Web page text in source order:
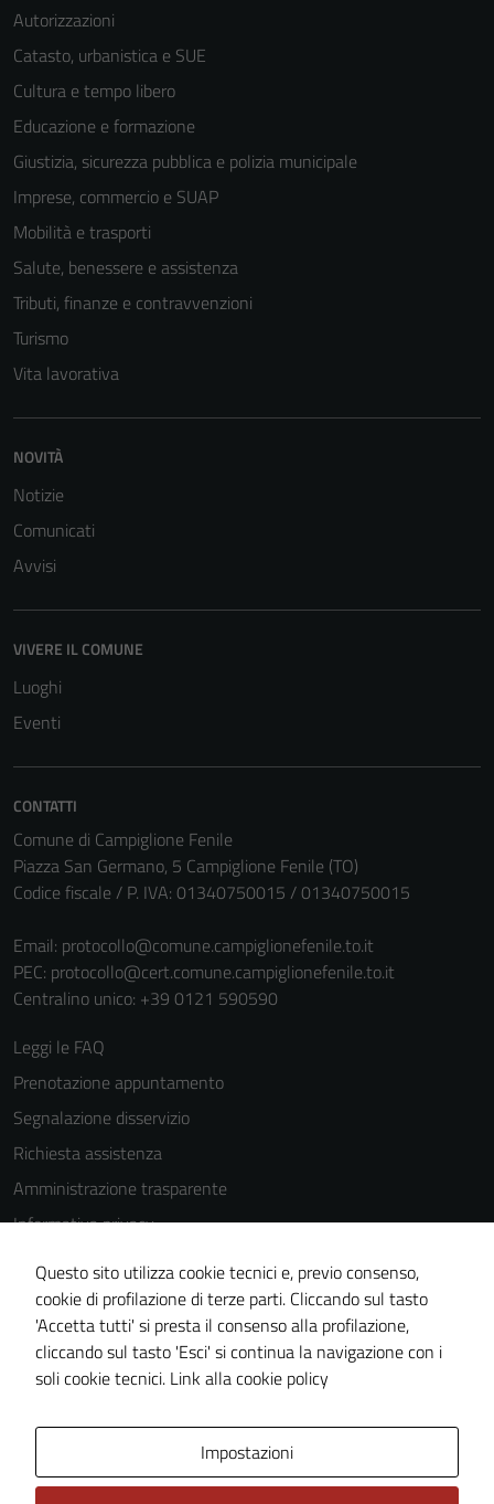
Autorizzazioni
Catasto, urbanistica e SUE
Cultura e tempo libero
Educazione e formazione
Giustizia, sicurezza pubblica e polizia municipale
Imprese, commercio e SUAP
Mobilità e trasporti
Salute, benessere e assistenza
Tributi, finanze e contravvenzioni
Turismo
Vita lavorativa
NOVITÀ
Notizie
Comunicati
Avvisi
VIVERE IL COMUNE
Luoghi
Eventi
CONTATTI
Comune di Campiglione Fenile
Piazza San Germano, 5 Campiglione Fenile (TO)
Codice fiscale / P. IVA: 01340750015 / 01340750015
Email: protocollo@comune.campiglionefenile.to.it
PEC: protocollo@cert.comune.campiglionefenile.to.it
Centralino unico: +39 0121 590590
Leggi le FAQ
Prenotazione appuntamento
Segnalazione disservizio
Richiesta assistenza
Amministrazione trasparente
Informativa privacy
Cookie Policy
Note legali
Dichiarazione di accessibilità
Piano di miglioramento del sito
Questo sito utilizza cookie tecnici e, previo consenso,
cookie di profilazione di terze parti. Cliccando sul tasto
'Accetta tutti' si presta il consenso alla profilazione,
cliccando sul tasto 'Esci' si continua la navigazione con i
soli cookie tecnici. Link alla cookie policy
Impostazioni